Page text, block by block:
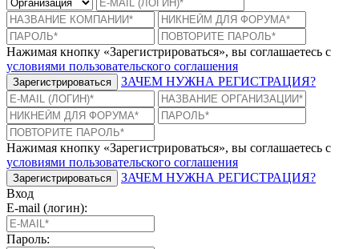
Нажимая кнопку «Зарегистрироваться», вы соглашаетесь с
условиями пользовательского соглашения
Зарегистрироваться ЗАЧЕМ НУЖНА РЕГИСТРАЦИЯ?
Нажимая кнопку «Зарегистрироваться», вы соглашаетесь с
условиями пользовательского соглашения
Зарегистрироваться
ЗАЧЕМ НУЖНА РЕГИСТРАЦИЯ?
Вход
E-mail (логин):
Пароль: